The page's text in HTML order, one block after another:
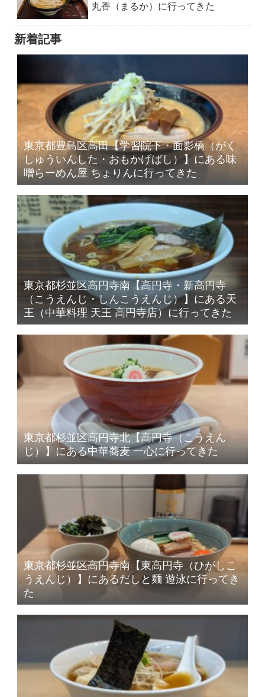
丸香（まるか）に行ってきた
新着記事
東京都豊島区高田【学習院下・面影橋（がく
しゅういんした・おもかげばし）】にある味
噌らーめん屋 ちょりんに行ってきた
東京都杉並区高円寺南【高円寺・新高円寺
（こうえんじ・しんこうえんじ）】にある天
王（中華料理 天王 高円寺店）に行ってきた
東京都杉並区高円寺北【高円寺（こうえん
じ）】にある中華蕎麦 一心に行ってきた
東京都杉並区高円寺南【東高円寺（ひがしこ
うえんじ）】にあるだしと麺 遊泳に行ってき
た